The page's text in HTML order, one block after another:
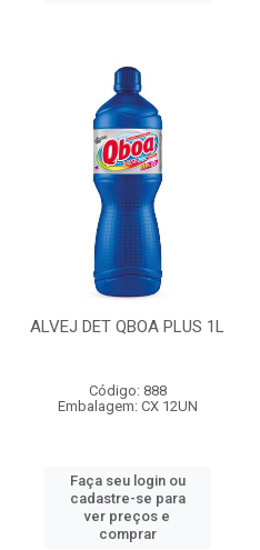
ALVEJ DET QBOA PLUS 1L
Código: 888
Embalagem: CX 12UN
Faça seu login ou
cadastre-se para
ver preços e
comprar